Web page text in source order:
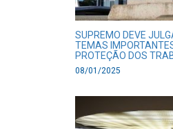
SUPREMO DEVE
TEMAS
PROTEÇÃO DOS
08/01/2025